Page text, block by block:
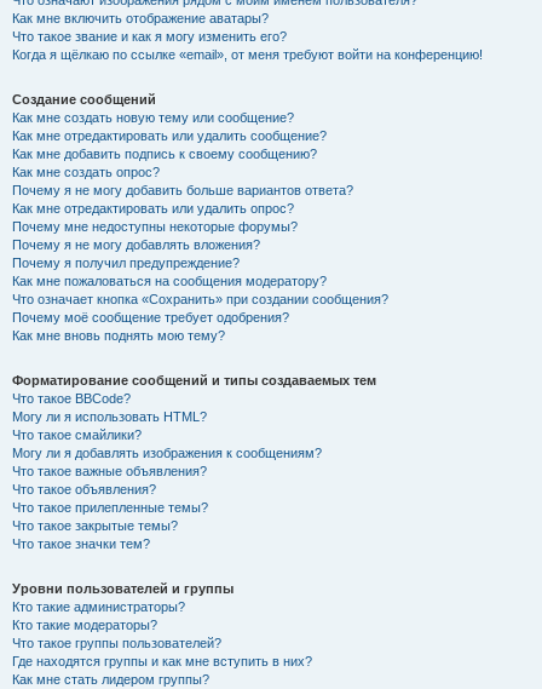
Как мне включить отображение аватары?
Что такое звание и как я могу изменить его?
Когда я щёлкаю по ссылке «email», от меня требуют войти на конференцию!
Создание сообщений
Как мне создать новую тему или сообщение?
Как мне отредактировать или удалить сообщение?
Как мне добавить подпись к своему сообщению?
Как мне создать опрос?
Почему я не могу добавить больше вариантов ответа?
Как мне отредактировать или удалить опрос?
Почему мне недоступны некоторые форумы?
Почему я не могу добавлять вложения?
Почему я получил предупреждение?
Как мне пожаловаться на сообщения модератору?
Что означает кнопка «Сохранить» при создании сообщения?
Почему моё сообщение требует одобрения?
Как мне вновь поднять мою тему?
Форматирование сообщений и типы создаваемых тем
Что такое BBCode?
Могу ли я использовать HTML?
Что такое смайлики?
Могу ли я добавлять изображения к сообщениям?
Что такое важные объявления?
Что такое объявления?
Что такое прилепленные темы?
Что такое закрытые темы?
Что такое значки тем?
Уровни пользователей и группы
Кто такие администраторы?
Кто такие модераторы?
Что такое группы пользователей?
Где находятся группы и как мне вступить в них?
Как мне стать лидером группы?